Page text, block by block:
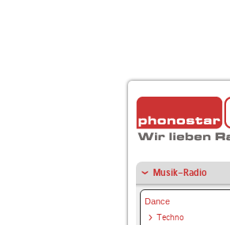
Musik-Radio
Dance
Techno